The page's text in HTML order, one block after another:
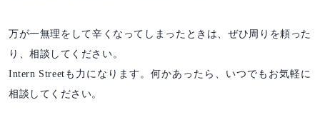
万が一無理をして辛くなってしまったときは、ぜひ周りを頼った
り、相談してください。
Intern Streetも力になります。何かあったら、いつでもお気軽に
相談してください。